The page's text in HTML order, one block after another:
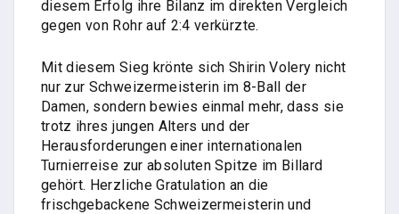
diesem Erfolg ihre Bilanz im direkten Vergleich
gegen von Rohr auf 2:4 verkürzte.
Mit diesem Sieg krönte sich Shirin Volery nicht
nur zur Schweizermeisterin im 8-Ball der
Damen, sondern bewies einmal mehr, dass sie
trotz ihres jungen Alters und der
Herausforderungen einer internationalen
Turnierreise zur absoluten Spitze im Billard
gehört. Herzliche Gratulation an die
frischgebackene Schweizermeisterin und